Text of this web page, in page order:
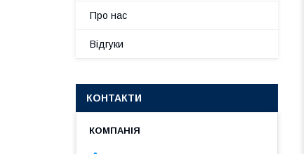
Про нас
Відгуки
КОНТАКТИ